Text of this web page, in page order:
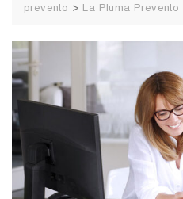
prevento > La Pluma Prevento